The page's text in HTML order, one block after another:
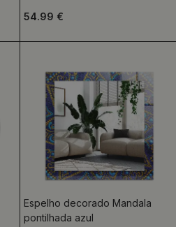
54.99 €
Espelho decorado Mandala
pontilhada azul